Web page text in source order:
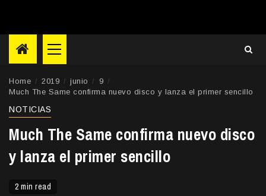
Primary
Menu
Home 2019 junio
9
Much The Same confirma nuevo disco y lanza el primer sencillo
NOTICIAS
Much The Same confirma nuevo disco
y lanza el primer sencillo
2 min read